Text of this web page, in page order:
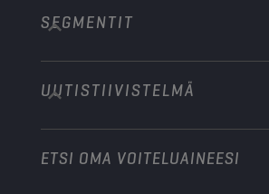
Raskas kalusto, maastokäyttö
Moottoripyörät ja mönkijät
Tietoa meistä
Technology
Moottoriurheilualan
SEGMENTIT
Henkilöautot
Moottoripyörät
Raskas kalusto
UUTISTIIVISTELMÄ
ETSI OMA VOITELUAINEESI